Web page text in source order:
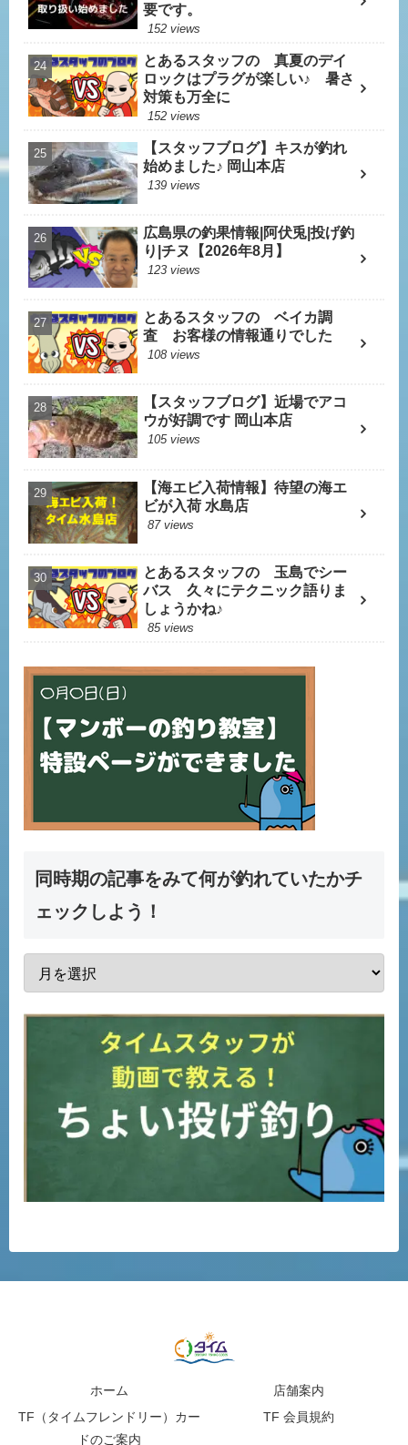
要です。
152 views
とあるスタッフの 真夏のデイ
ロックはプラグが楽しい♪ 暑さ
対策も万全に
152 views
【スタッフブログ】キスが釣れ
始めました♪ 岡山本店
139 views
広島県の釣果情報|阿伏兎|投げ釣
り|チヌ【2026年8月】
123 views
とあるスタッフの ベイカ調
査 お客様の情報通りでした
108 views
【スタッフブログ】近場でアコ
ウが好調です 岡山本店
105 views
【海エビ入荷情報】待望の海エ
ビが入荷 水島店
87 views
とあるスタッフの 玉島でシー
バス 久々にテクニック語りま
しょうかね♪
85 views
同時期の記事をみて何が釣れていたかチ
ェックしよう！
ホーム
店舗案内
TF（タイムフレンドリー）カー
ドのご案内
TF 会員規約